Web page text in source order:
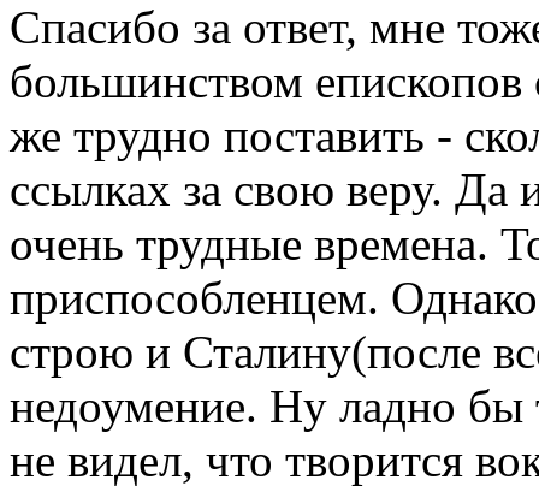
Спасибо за ответ, мне
большинством
же трудно поставить -
ссылках за свою веру. Да
очень трудные времена.
приспособленцем.
строю и Сталину(после
недоумение. Ну ладно бы
не видел, что творится